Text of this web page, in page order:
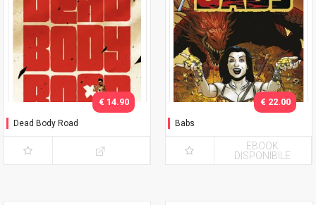
Dead Body Road
€ 14.90
Babs
€ 22.00
EBOOK
DISPONIBILE